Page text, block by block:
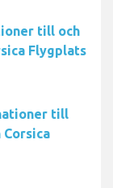
till och
Flygplats
till